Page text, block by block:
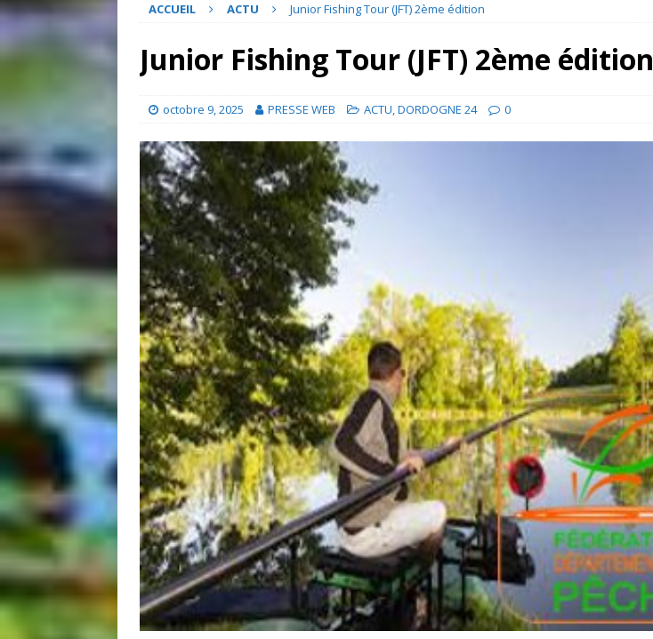
ACCUEIL ACTU Junior Fishing Tour (JFT) 2ème édition
Junior Fishing Tour (JFT) 2ème édition
octobre 9, 2025 PRESSE WEB ACTU,DORDOGNE 24 0